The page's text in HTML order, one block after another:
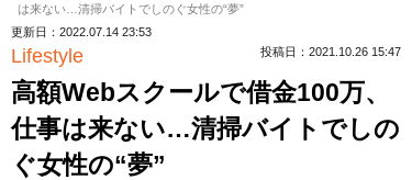
は来ない…清掃バイトでしのぐ女性の“夢”
更新日：2022.07.14 23:53
Lifestyle 投稿日：2021.10.26 15:47
高額Webスクールで借金100万、
仕事は来ない…清掃バイトでしの
ぐ女性の“夢”